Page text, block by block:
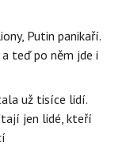
Putin panikaří.
teď po něm jde i
už tisíce lidí.
jen lidé, kteří